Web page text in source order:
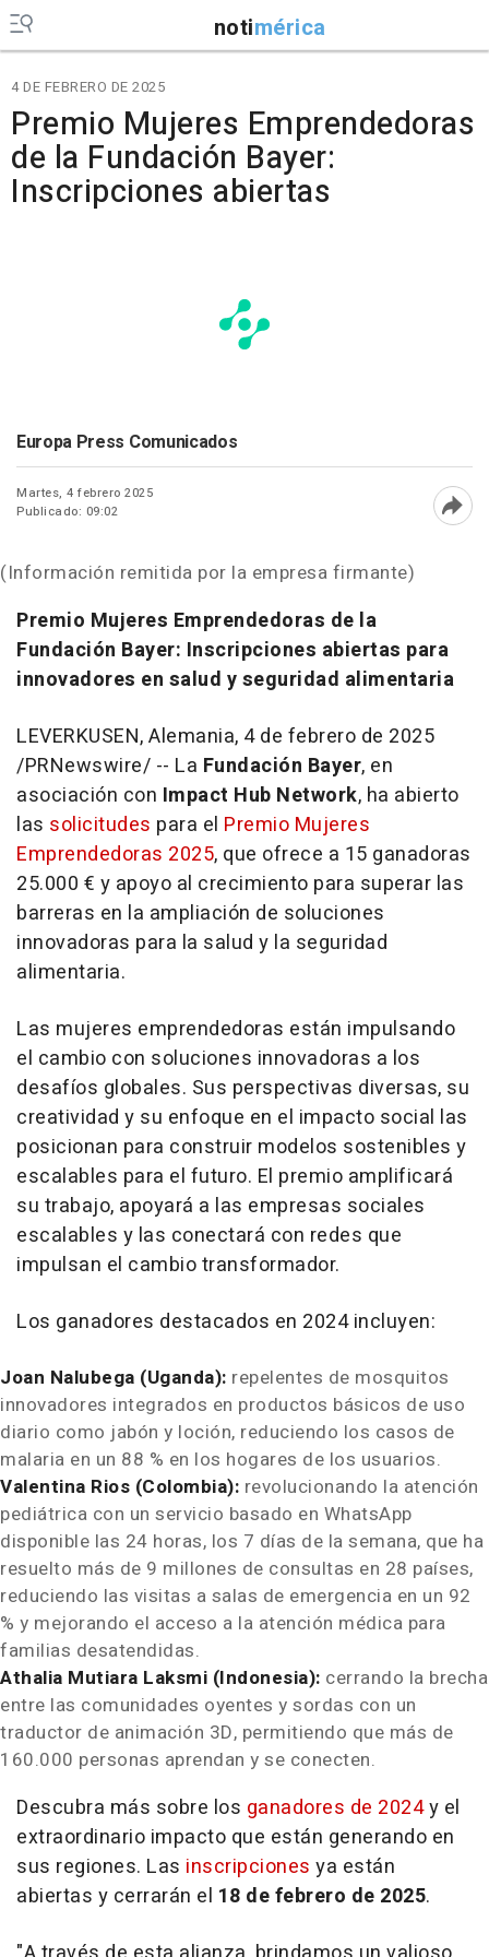
notimérica
4 DE FEBRERO DE 2025
Premio Mujeres Emprendedoras
de la Fundación Bayer:
Inscripciones abiertas
Europa Press Comunicados
Martes, 4 febrero 2025
Publicado: 09:02
(Información remitida por la empresa firmante)
Premio Mujeres Emprendedoras de la
Fundación Bayer: Inscripciones abiertas para
innovadores en salud y seguridad alimentaria
LEVERKUSEN, Alemania, 4 de febrero de 2025
/PRNewswire/ -- La Fundación Bayer, en
asociación con Impact Hub Network, ha abierto
las solicitudes para el Premio Mujeres
Emprendedoras 2025, que ofrece a 15 ganadoras
25.000 € y apoyo al crecimiento para superar las
barreras en la ampliación de soluciones
innovadoras para la salud y la seguridad
alimentaria.
Las mujeres emprendedoras están impulsando
el cambio con soluciones innovadoras a los
desafíos globales. Sus perspectivas diversas, su
creatividad y su enfoque en el impacto social las
posicionan para construir modelos sostenibles y
escalables para el futuro. El premio amplificará
su trabajo, apoyará a las empresas sociales
escalables y las conectará con redes que
impulsan el cambio transformador.
Los ganadores destacados en 2024 incluyen:
Joan Nalubega (Uganda): repelentes de mosquitos
innovadores integrados en productos básicos de uso
diario como jabón y loción, reduciendo los casos de
malaria en un 88 % en los hogares de los usuarios.
Valentina Rios (Colombia): revolucionando la atención
pediátrica con un servicio basado en WhatsApp
disponible las 24 horas, los 7 días de la semana, que ha
resuelto más de 9 millones de consultas en 28 países,
reduciendo las visitas a salas de emergencia en un 92
% y mejorando el acceso a la atención médica para
familias desatendidas.
Athalia Mutiara Laksmi (Indonesia): cerrando la brecha
entre las comunidades oyentes y sordas con un
traductor de animación 3D, permitiendo que más de
160.000 personas aprendan y se conecten.
Descubra más sobre los ganadores de 2024y el
extraordinario impacto que están generando en
sus regiones. Las inscripciones ya están
abiertas y cerrarán el 18 de febrero de 2025.